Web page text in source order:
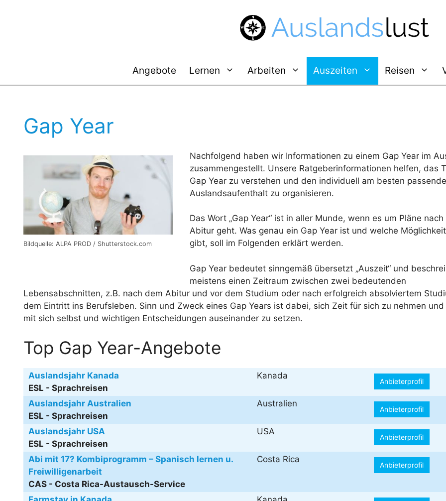
Angebote Lernen Arbeiten Auszeiten Reisen
Gap Year
Bildquelle: ALPA PROD / Shutterstock.com
Nachfolgend haben wir Informationen zu einem Gap Year im
zusammengestellt. Unsere Ratgeberinformationen helfen, das
Gap Year zu verstehen und den individuell am besten
Auslandsaufenthalt zu organisieren.
Das Wort „Gap Year“ ist in aller Munde, wenn es um Pläne nach
Abitur geht. Was genau ein Gap Year ist und welche
gibt, soll im Folgenden erklärt werden.
Gap Year bedeutet sinngemäß übersetzt „Auszeit“ und
meistens einen Zeitraum zwischen zwei bedeutenden
Lebensabschnitten, z.B. nach dem Abitur und vor dem Studium oder nach erfolgreich absolviertem
dem Eintritt ins Berufsleben. Sinn und Zweck eines Gap Years ist dabei, sich Zeit für sich zu nehmen und
mit sich selbst und wichtigen Entscheidungen auseinander zu setzen.
Top Gap Year-Angebote
Auslandsjahr Kanada
ESL - Sprachreisen
Kanada
Anbieterprofil
Auslandsjahr Australien
ESL - Sprachreisen
Australien
Anbieterprofil
Auslandsjahr USA
ESL - Sprachreisen
USA
Anbieterprofil
Abi mit 17? Kombiprogramm – Spanisch lernen u.
Freiwilligenarbeit
CAS - Costa Rica-Austausch-Service
Costa Rica
Anbieterprofil